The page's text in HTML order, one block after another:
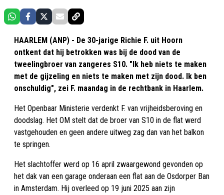
HAARLEM (ANP) - De 30-jarige Richie F. uit Hoorn
ontkent dat hij betrokken was bij de dood van de
tweelingbroer van zangeres S10. "Ik heb niets te maken
met de gijzeling en niets te maken met zijn dood. Ik ben
onschuldig", zei F. maandag in de rechtbank in Haarlem.
Het Openbaar Ministerie verdenkt F. van vrijheidsberoving en
doodslag. Het OM stelt dat de broer van S10 in de flat werd
vastgehouden en geen andere uitweg zag dan van het balkon
te springen.
Het slachtoffer werd op 16 april zwaargewond gevonden op
het dak van een garage onderaan een flat aan de Osdorper Ban
in Amsterdam. Hij overleed op 19 juni 2025 aan zijn